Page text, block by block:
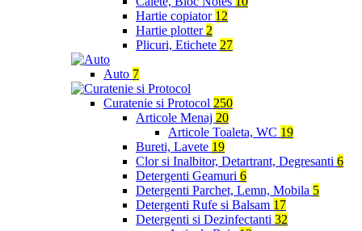
Hartie copiator 12
Hartie plotter 2
Plicuri, Etichete 27
Auto 7
Curatenie si Protocol 250
Articole Menaj 20
Articole Toaleta, WC 19
Bureti, Lavete 19
Clor si Inalbitor, Detartrant, Degresanti 6
Detergenti Geamuri 6
Detergenti Parchet, Lemn, Mobila 5
Detergenti Rufe si Balsam 17
Detergenti si Dezinfectanti 32